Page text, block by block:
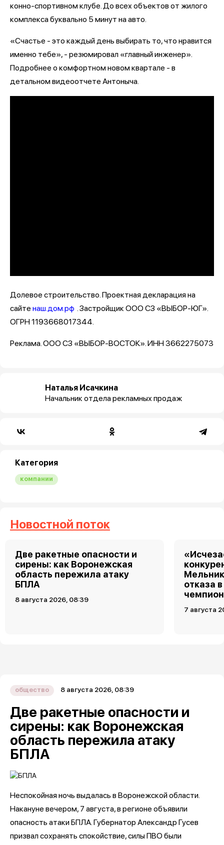
конно-спортивном клубе. До всех объектов от жилого
комплекса буквально 5 минут на авто.
«Счастье - это каждый день выбирать то, что нравится
именно тебе», - резюмировал «главный инженер».
Подробнее о комфортном новом квартале - в
детальном видеоотчете Антоныча.
Долевое строительство. Проектная декларация на
сайте наш.дом.рф . Застройщик ООО СЗ «ВЫБОР-ЮГ».
ОГРН 1193668017344.
Реклама. ООО СЗ «ВЫБОР-ВОСТОК». ИНН 3662275073
Наталья Исачкина
Начальник отдела рекламных продаж
Категория
компании
Новостной поток
Две ракетные опасности и
сирены: как Воронежская
область пережила атаку
БПЛА
8 августа 2026, 08:39
отказа
7 августа
общество 8 августа 2026, 08:39
Две ракетные опасности и
сирены: как Воронежская
область пережила атаку
БПЛА
Неспокойная ночь выдалась в Воронежской области.
Накануне вечером, 7 августа, в регионе объявили
опасность атаки БПЛА. Губернатор Александр Гусев
призвал сохранять спокойствие, силы ПВО были